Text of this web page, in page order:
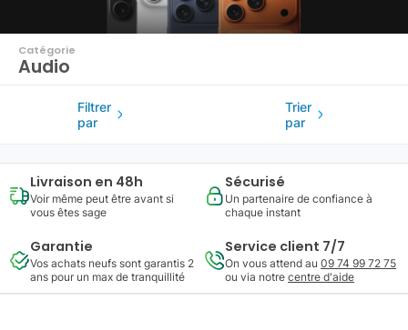
Catégorie
Audio
Filtrer
par
Trier
par
Livraison en 48h
Voir même peut être avant si
vous êtes sage
Sécurisé
Un partenaire de confiance à
chaque instant
Garantie
Vos achats neufs sont garantis 2
ans pour un max de tranquillité
Service client 7/7
On vous attend au 09 74 99 72 75
ou via notre centre d'aide